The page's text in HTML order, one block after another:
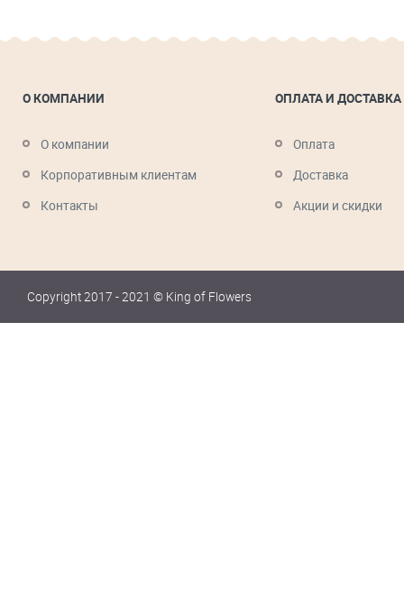
О КОМПАНИИ
О компании
Корпоративным клиентам
Контакты
ОПЛАТА И ДОСТАВКА
Оплата
Доставка
Акции и скидки
Copyright 2017 - 2021 © King of Flowers